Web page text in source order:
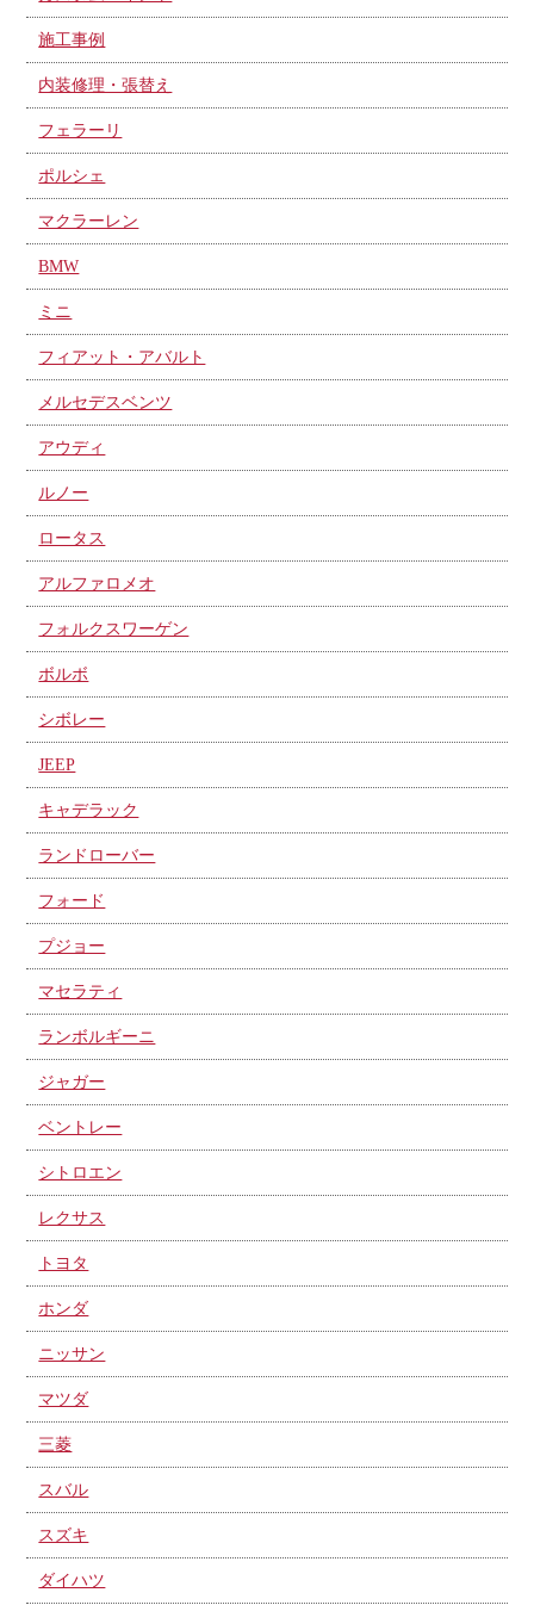
施工事例
内装修理・張替え
フェラーリ
ポルシェ
マクラーレン
BMW
ミニ
フィアット・アバルト
メルセデスベンツ
アウディ
ルノー
ロータス
アルファロメオ
フォルクスワーゲン
ボルボ
シボレー
JEEP
キャデラック
ランドローバー
フォード
プジョー
マセラティ
ランボルギーニ
ジャガー
ベントレー
シトロエン
レクサス
トヨタ
ホンダ
ニッサン
マツダ
三菱
スバル
スズキ
ダイハツ